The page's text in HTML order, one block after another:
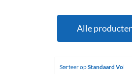
Alle
Sorteer opStandaard